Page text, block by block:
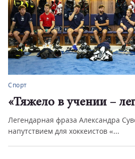
Спорт
«Тяжело в учении –
Легендарная фраза Александра
напутствием для хоккеистов «...